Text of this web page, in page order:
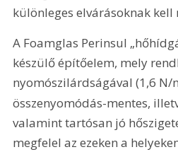
különleges elvárásoknak kell
A Foamglas Perinsul
készülő építőelem, mely
nyomószilárdságával (1,6 N/
összenyomódás-mentes,
valamint tartósan jó
megfelel az ezeken a